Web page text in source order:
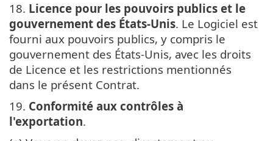
18. Licence pour les pouvoirs publics et le
gouvernement des États-Unis. Le Logiciel est
fourni aux pouvoirs publics, y compris le
gouvernement des États-Unis, avec les droits
de Licence et les restrictions mentionnés
dans le présent Contrat.
19. Conformité aux contrôles à
l'exportation.